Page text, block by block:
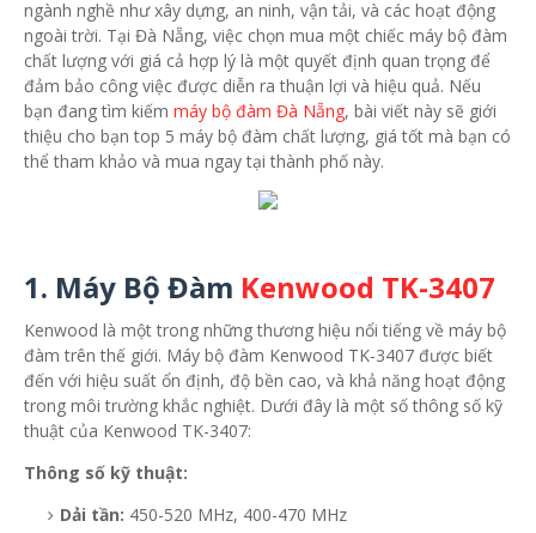
ngành nghề như xây dựng, an ninh, vận tải, và các hoạt động
ngoài trời. Tại Đà Nẵng, việc chọn mua một chiếc máy bộ đàm
chất lượng với giá cả hợp lý là một quyết định quan trọng để
đảm bảo công việc được diễn ra thuận lợi và hiệu quả. Nếu
bạn đang tìm kiếm máy bộ đàm Đà Nẵng, bài viết này sẽ giới
thiệu cho bạn top 5 máy bộ đàm chất lượng, giá tốt mà bạn có
thể tham khảo và mua ngay tại thành phố này.
1. Máy Bộ Đàm Kenwood TK-3407
Kenwood là một trong những thương hiệu nổi tiếng về máy bộ
đàm trên thế giới. Máy bộ đàm Kenwood TK-3407 được biết
đến với hiệu suất ổn định, độ bền cao, và khả năng hoạt động
trong môi trường khắc nghiệt. Dưới đây là một số thông số kỹ
thuật của Kenwood TK-3407:
Thông số kỹ thuật:
Dải tần: 450-520 MHz, 400-470 MHz